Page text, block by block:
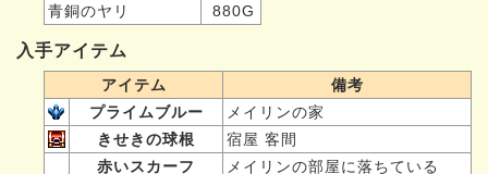
青銅のヤリ
880G
入手アイテム
アイテム
備考
プライムブルー
メイリンの家
きせきの球根
宿屋 客間
赤いスカーフ
メイリンの部屋に落ちている